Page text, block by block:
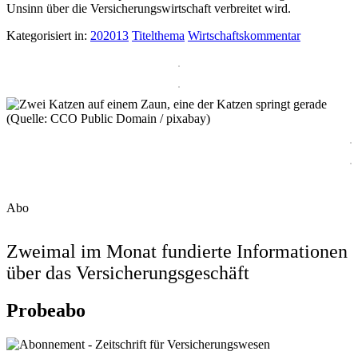
Unsinn über die Versicherungswirtschaft verbreitet wird.
Kategorisiert in: 202013 Titelthema Wirtschaftskommentar
(Quelle: CCO Public Domain / pixabay)
Abo
Zweimal im Monat fundierte Informationen
über das Versicherungsgeschäft
Probeabo